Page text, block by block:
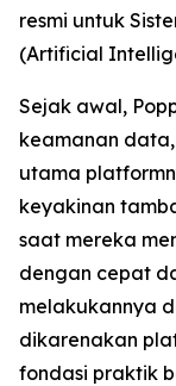
resmi untuk
(Artificial
Sejak awal,
keamanan
utama
keyakinan
saat mereka
dengan cepat
melakukannya
dikarenakan
fondasi praktik